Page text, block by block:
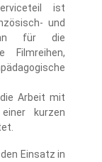
ist
und
für die
Filmreihen,
Arbeit mit
kurzen
Einsatz in